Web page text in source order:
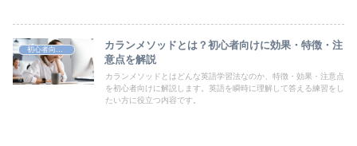
カランメソッドとは？初心者向けに効果・特徴・注
意点を解説
カランメソッドとはどんな英語学習法なのか、特徴・効果・注意点
を初心者向けに解説します。英語を瞬時に理解して答える練習をし
たい方に役立つ内容です。